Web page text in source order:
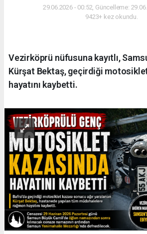
29.06.2026 - 00:52, Güncelleme:
9423+ kez okundu.
Vezirköprü nüfusuna kayıtlı,
Kürşat Bektaş, geçirdiği
hayatını kaybetti.